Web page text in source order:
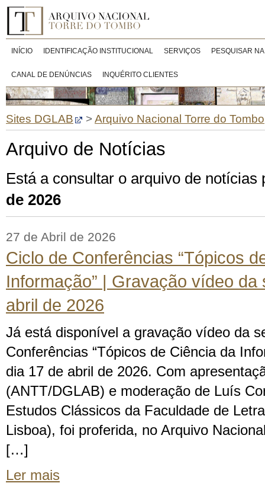
INÍCIO IDENTIFICAÇÃO INSTITUCIONAL SERVIÇOS PESQUISAR
CANAL DE DENÚNCIAS INQUÉRITO CLIENTES
Sites DGLAB >Arquivo Nacional Torre do Tombo
Arquivo de Notícias
Está a consultar o arquivo de
de 2026
27 de Abril de 2026
Ciclo de Conferências “Tópicos
Informação” | Gravação vídeo da
abril de 2026
Já está disponível a gravação vídeo da
Conferências “Tópicos de Ciência da
dia 17 de abril de 2026. Com
(ANTT/DGLAB) e moderação de Luís
Estudos Clássicos da Faculdade de
Lisboa), foi proferida, no Arquivo
[…]
Ler mais